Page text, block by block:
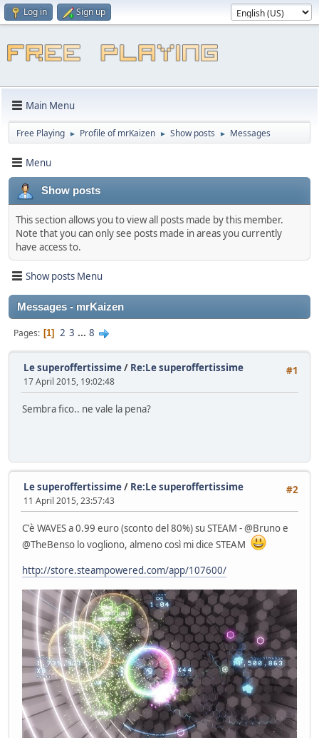
Log in Sign up
Main Menu
Free Playing ► Profile of mrKaizen ► Show posts ► Messages
Menu
Show posts
This section allows you to view all posts made by this member.
Note that you can only see posts made in areas you currently
have access to.
Show posts Menu
Messages - mrKaizen
Pages 1 2 3 ... 8
#1
Le superoffertissime/ Re:Le superoffertissime
17 April 2015, 19:02:48
Sembra fico.. ne vale la pena?
#2
Le superoffertissime/ Re:Le superoffertissime
11 April 2015, 23:57:43
C'è WAVES a 0.99 euro (sconto del 80%) su STEAM - @Bruno e
@TheBenso lo vogliono, almeno così mi dice STEAM
http://store.steampowered.com/app/107600/